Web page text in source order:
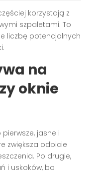
korzystają z
szpaletami. To
liczbę potencjalnych
na
oknie
jasne i
zwiększa odbicie
Po drugie,
i uskoków, bo